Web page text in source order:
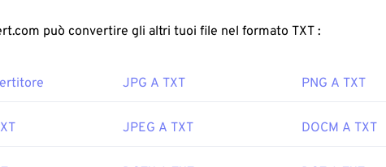
FreeConvert.com può convertire gli altri tuoi file nel formato TXT :
JPG A TXT PNG A TXT
JPEG A TXT DOCM A TXT